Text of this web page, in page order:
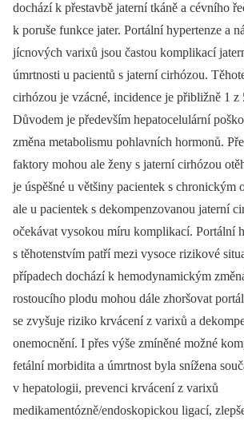
dochází k přestavbě jaterní tkáně a cévního
k poruše funkce jater. Portální hypertenze a
jícnových varixů jsou častou komplikací
úmrtnosti u pacientů s jaterní cirhózou.
cirhózou je vzácné, incidence je přibližně 1 z
Důvodem je především hepatocelulární
změna metabolismu pohlavních hormonů.
faktory mohou ale ženy s jaterní cirhózou
je úspěšné u většiny pacientek s chronickým
ale u pacientek s dekompenzovanou jaterní
očekávat vysokou míru komplikací. Portální
s těhotenstvím patří mezi vysoce rizikové
případech dochází k hemodynamickým
rostoucího plodu mohou dále zhoršovat
se zvyšuje riziko krvácení z varixů a
onemocnění. I přes výše zmíněné možné
fetální morbidita a úmrtnost byla snížena
v hepatologii, prevenci krvácení z varixů
medikamentózně/endoskopickou ligací,